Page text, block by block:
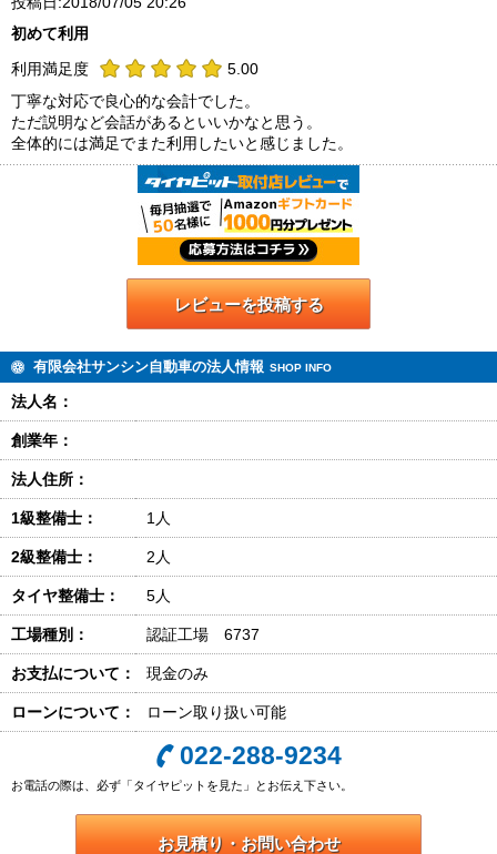
初めて利用
利用満足度
5.00
丁寧な対応で良心的な会計でした。
ただ説明など会話があるといいかなと思う。
全体的には満足でまた利用したいと感じました。
レビューを投稿する
有限会社サンシン自動車の法人情報 SHOP INFO
法人名：
創業年：
法人住所：
1級整備士： 1人
2級整備士： 2人
タイヤ整備士： 5人
工場種別： 認証工場 6737
お支払について： 現金のみ
ローンについて： ローン取り扱い可能
022-288-9234
お電話の際は、必ず「タイヤピットを見た」とお伝え下さい。
お見積り・お問い合わせ